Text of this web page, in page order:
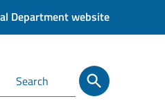
Department website